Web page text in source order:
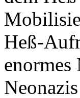
Heß-